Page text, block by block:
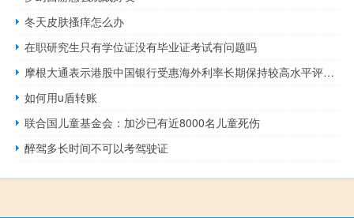
冬天皮肤搔痒怎么办
在职研究生只有学位证没有毕业证考试有问题吗
摩根大通表示港股中国银行受惠海外利率长期保持较高水平评级升至“增持”
如何用u盾转账
联合国儿童基金会：加沙已有近8000名儿童死伤
醉驾多长时间不可以考驾驶证